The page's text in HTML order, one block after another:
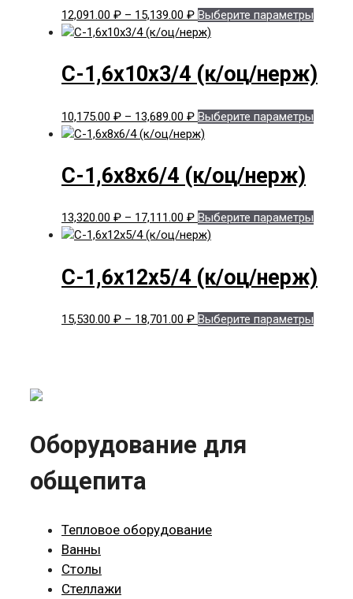
12,091.00 ₽ – 15,139.00 ₽Диапазон
цен:
–
15,139.00 ₽
Выберите параметры
можно
С-1,6x10x3/4 (к/оц/нерж)
10,175.00 ₽ – 13,689.00 ₽Диапазон
цен:
–
13,689.00 ₽
Выберите параметры
можно
товара.
С-1,6x8x6/4 (к/оц/нерж)
13,320.00 ₽ – 17,111.00 ₽Диапазон
цен:
–
17,111.00 ₽
Выберите параметры
можно
С-1,6x12x5/4 (к/оц/нерж)
15,530.00 ₽ – 18,701.00 ₽Диапазон
Выберите параметры
Оборудование для
общепита
Тепловое оборудование
Ванны
Столы
Стеллажи